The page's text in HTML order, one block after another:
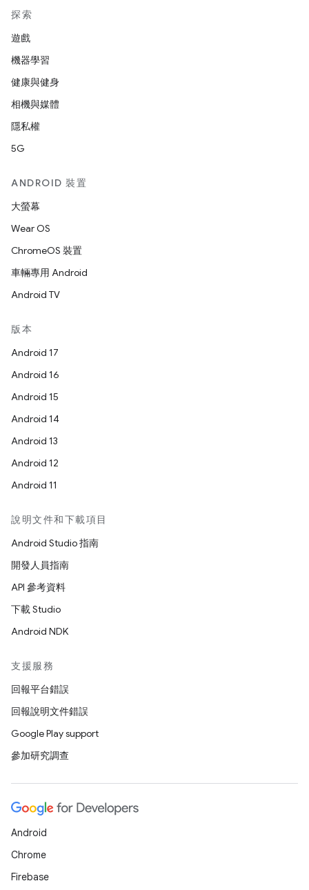
探索
遊戲
機器學習
健康與健身
相機與媒體
隱私權
5G
ANDROID 裝置
大螢幕
Wear OS
ChromeOS 裝置
車輛專用 Android
Android TV
版本
Android 17
Android 16
Android 15
Android 14
Android 13
Android 12
Android 11
說明文件和下載項目
Android Studio 指南
開發人員指南
API 參考資料
下載 Studio
Android NDK
支援服務
回報平台錯誤
回報說明文件錯誤
Google Play support
參加研究調查
Android
Chrome
Firebase